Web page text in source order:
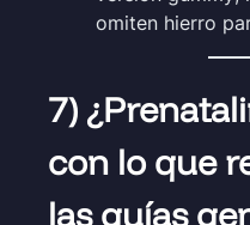
omiten hierro
7)
con lo que
las guías